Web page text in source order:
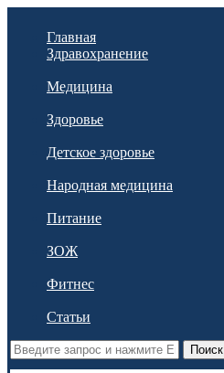
Главная
Здравохранение
Медицина
Здоровье
Детское здоровье
Народная медицина
Питание
ЗОЖ
Фитнес
Статьи
Поиск